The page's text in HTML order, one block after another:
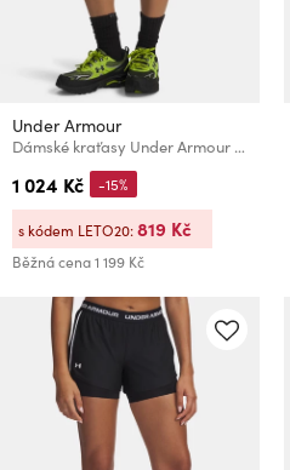
Under Armour
Dámské kraťasy Under Armour UA SPORT TERRY SHORT-BLK
1 024 Kč
Běžná cena1 199 Kč
-15%
s kódem LETO20:819 Kč